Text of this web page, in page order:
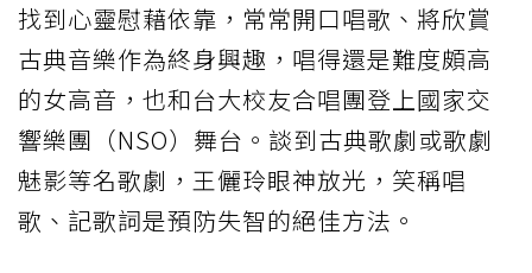
找到心靈慰藉依靠，常常開口唱歌、將欣賞
古典音樂作為終身興趣，唱得還是難度頗高
的女高音，也和台大校友合唱團登上國家交
響樂團（NSO）舞台。談到古典歌劇或歌劇
魅影等名歌劇，王儷玲眼神放光，笑稱唱
歌、記歌詞是預防失智的絕佳方法。